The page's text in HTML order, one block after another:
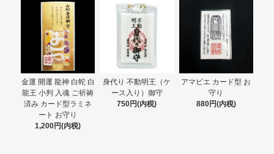
金運 開運 龍神 白蛇 白
龍王 小判 入魂 ご祈祷
済み カード型ラミネ
ート お守り
1,200円(内税)
身代り 不動明王（ケ
ース入り）御守
750円(内税)
アマビエ カード型 お
守り
880円(内税)